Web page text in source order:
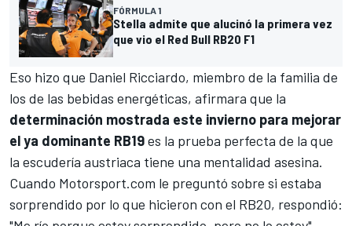
FÓRMULA 1
Stella admite que alucinó la primera vez
que vio el Red Bull RB20 F1
Eso hizo que Daniel Ricciardo, miembro de la familia de
los de las bebidas energéticas, afirmara que la
determinación mostrada este invierno para mejorar
el ya dominante RB19es la prueba perfecta de la que
la escudería austriaca tiene una mentalidad asesina.
Cuando Motorsport.com le preguntó sobre si estaba
sorprendido por lo que hicieron con el RB20, respondió: